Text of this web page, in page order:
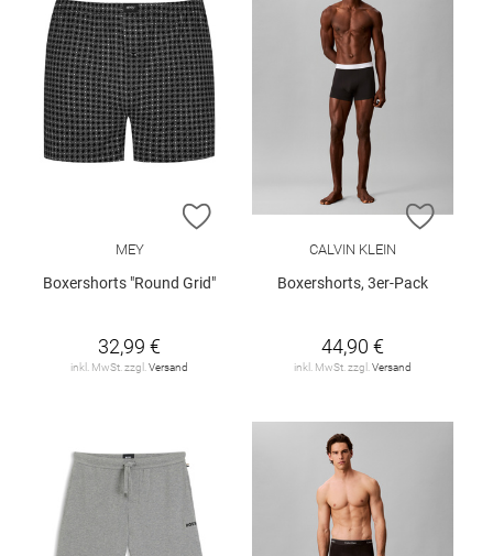
ZUR WUNSCHLISTE HINZUFÜGEN
MEY
Boxershorts "Round Grid"
32,99 €
inkl. MwSt. zzgl. Versand
ZUR
CALVIN KLEIN
Boxershorts, 3er-Pack
44,90 €
inkl. MwSt. zzgl. Versand